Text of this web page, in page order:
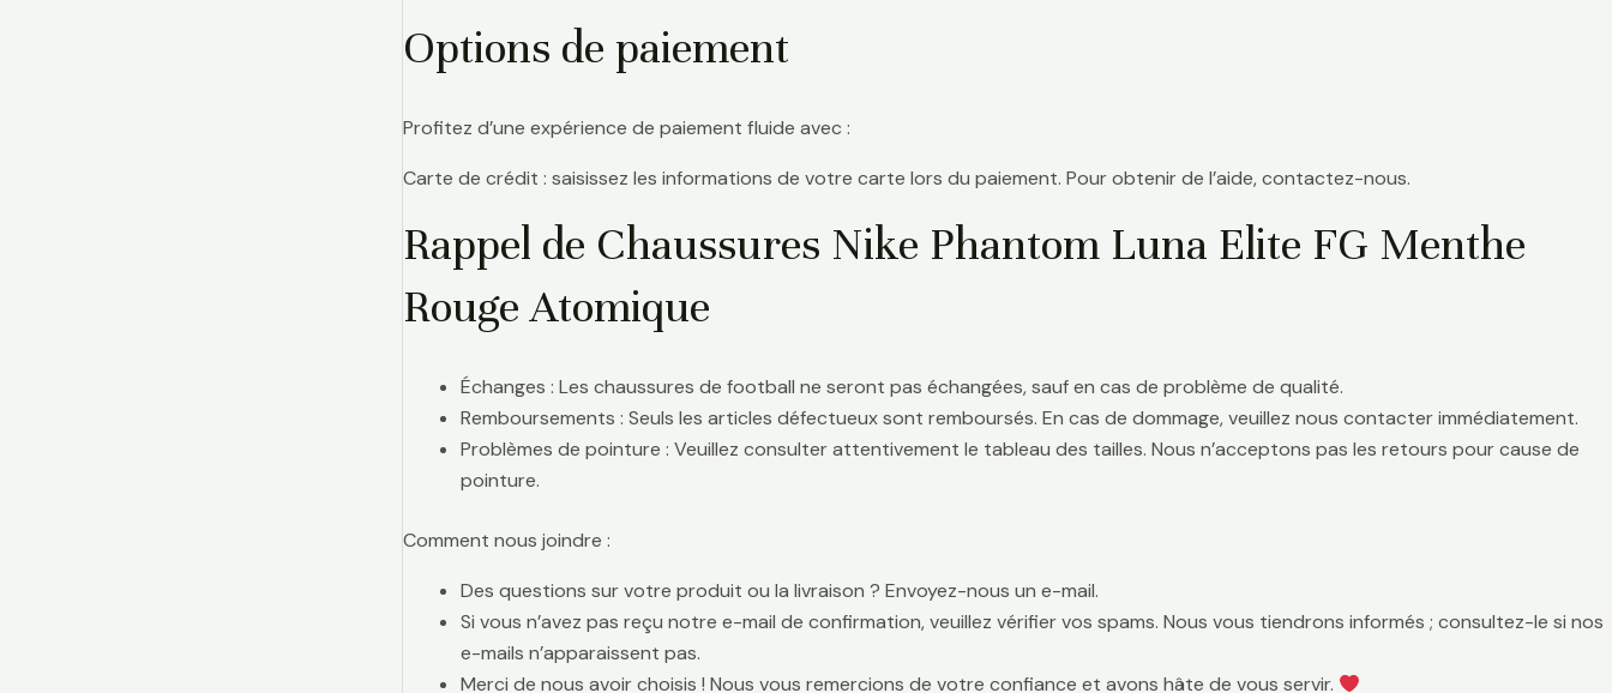
Options de paiement
Profitez d’une expérience de paiement fluide avec :
Carte de crédit : saisissez les informations de votre carte lors du paiement. Pour obtenir de l’aide, contactez-nous.
Rappel de Chaussures Nike Phantom Luna Elite FG Menthe
Rouge Atomique
Échanges : Les chaussures de football ne seront pas échangées, sauf en cas de problème de qualité.
Remboursements : Seuls les articles défectueux sont remboursés. En cas de dommage, veuillez nous contacter immédiatement.
Problèmes de pointure : Veuillez consulter attentivement le tableau des tailles. Nous n’acceptons pas les retours pour cause de
pointure.
Comment nous joindre :
Des questions sur votre produit ou la livraison ? Envoyez-nous un e-mail.
Si vous n’avez pas reçu notre e-mail de confirmation, veuillez vérifier vos spams. Nous vous tiendrons informés ; consultez-le si nos
e-mails n’apparaissent pas.
Merci de nous avoir choisis ! Nous vous remercions de votre confiance et avons hâte de vous servir.